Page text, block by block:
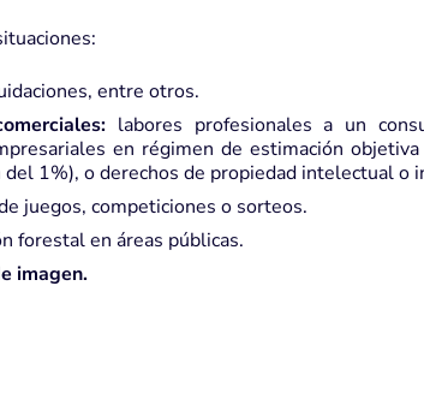
entre otros.
labores profesionales a un
en régimen de estimación objetiva
1%), o derechos de propiedad intelectual o
juegos, competiciones o sorteos.
forestal en áreas públicas.
imagen.